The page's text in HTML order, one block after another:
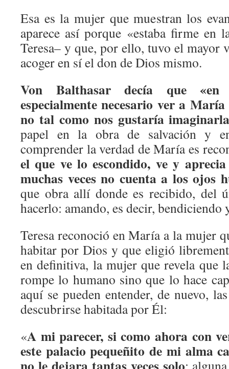
Esa es la mujer que muestran los
aparece así porque «estaba firme en
Teresa– y que, por ello, tuvo el mayor
acoger en sí el don de Dios mismo.
Von Balthasar decía que «en
especialmente necesario ver a
no tal como nos gustaría
papel en la obra de salvación y
comprender la verdad de María es
el que ve lo escondido, ve y
muchas veces no cuenta a los ojos
que obra allí donde es recibido, del
hacerlo: amando, es decir, bendiciendo
Teresa reconoció en María a la mujer
habitar por Dios y que eligió
en definitiva, la mujer que revela que
rompe lo humano sino que lo hace
aquí se pueden entender, de nuevo,
descubrirse habitada por Él:
«A mi parecer, si como ahora con
este palacio pequeñito de mi alma
;